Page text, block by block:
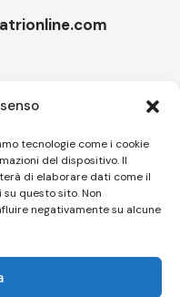
tecnologie come i cookie
del dispositivo. Il
di elaborare dati come il
questo sito. Non
negativamente su alcune
a Roana
e l’Orchestra